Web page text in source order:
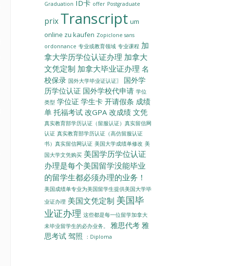
Graduation ID卡 offer Postgraduate
prix Transcript um
online zu kaufen Zopiclone sans
ordonnance 专业或教育领域 专业课程 加
拿大学历学位认证办理 加拿大
文凭定制 加拿大毕业证办理 名
校保录 国外大学毕业证认证〗
国外学
历学位认证 国外学校代申请 学位
类型 学位证 学生卡 开请假条 成绩
单 托福考试 改GPA 改成绩 文凭
真实教育部学历认证（留服认证）真实留信网
认证 真实教育部学历认证（高仿留服认证
书）真实留信网认证 美国大学成绩单修改 美
国大学文凭购买 美国学历学位认证
办理是每个美国留学没能毕业
的留学生都必须办理的业务！
美国成绩单专业为美国留学生提供美国大学毕
业证办理 美国文凭定制 美国毕
业证办理 这些都是每一位留学加拿大
未毕业留学生的必办业务。
雅思代考 雅
思考试 驾照 ：Diploma